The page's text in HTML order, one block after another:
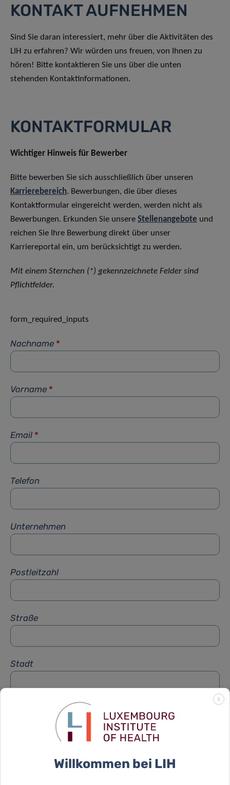
KONTAKT AUFNEHMEN
Sind Sie daran interessiert, mehr über die Aktivitäten des
LIH zu erfahren? Wir würden uns freuen, von Ihnen zu
hören! Bitte kontaktieren Sie uns über die unten
stehenden Kontaktinformationen.
KONTAKTFORMULAR
Wichtiger Hinweis für Bewerber
Bitte bewerben Sie sich ausschließlich über unseren
Karrierebereich. Bewerbungen, die über dieses
Kontaktformular eingereicht werden, werden nicht als
Bewerbungen. Erkunden Sie unsere Stellenangebote und
reichen Sie Ihre Bewerbung direkt über unser
Karriereportal ein, um berücksichtigt zu werden.
Mit einem Sternchen (*) gekennzeichnete Felder sind
Pflichtfelder.
form_required_inputs
Nachname *
Vorname *
Email *
Telefon
Unternehmen
Postleitzahl
Straße
Stadt
X
Willkommen bei LIH